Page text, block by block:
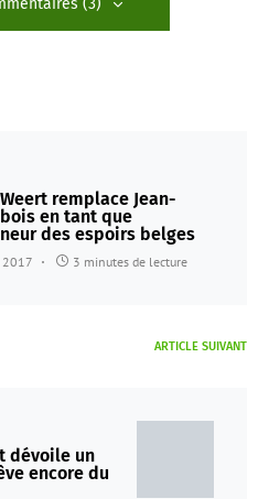
(3)
remplace Jean-
en tant que
des espoirs belges
2017 3 minutes de lecture
ARTICLE SUIVANT
dévoile un
encore du